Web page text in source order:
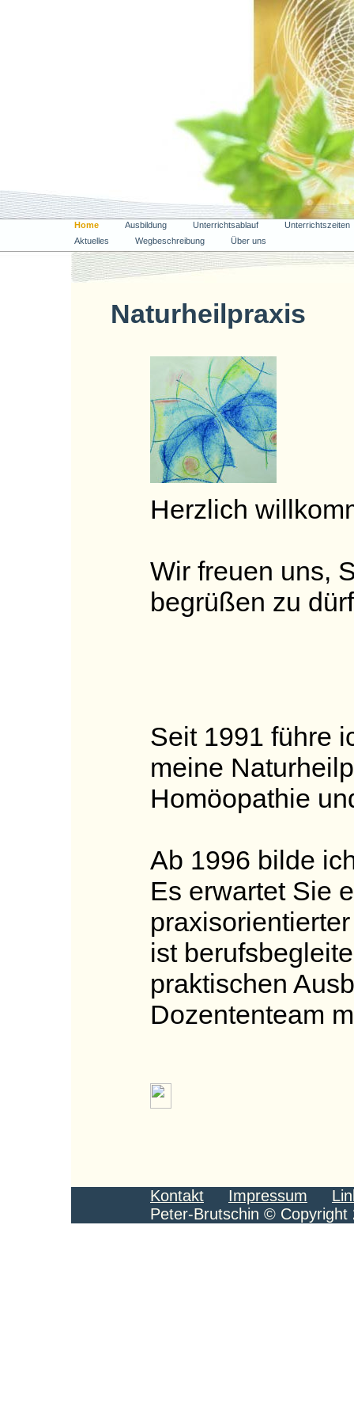
Home Ausbildung Unterrichtsablauf
Unterrichtszeiten
Aktuelles
Wegbeschreibung Über uns
Naturheilpraxis
Herzlich
Wir freuen uns,
begrüßen zu
Seit 1991 führe
meine
Homöopathie
Ab 1996 bilde
Es erwartet Sie
ist
praktischen
Dozententeam
Kontakt Impressum
Peter-Brutschin © Copyright